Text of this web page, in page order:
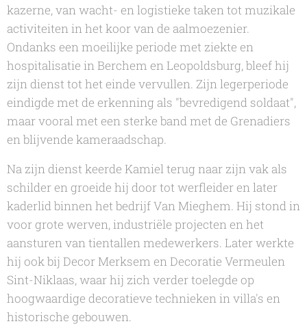
kazerne, van wacht- en logistieke taken tot muzikale
activiteiten in het koor van de aalmoezenier.
Ondanks een moeilijke periode met ziekte en
hospitalisatie in Berchem en Leopoldsburg, bleef hij
zijn dienst tot het einde vervullen. Zijn legerperiode
eindigde met de erkenning als "bevredigend soldaat",
maar vooral met een sterke band met de Grenadiers
en blijvende kameraadschap.
Na zijn dienst keerde Kamiel terug naar zijn vak als
schilder en groeide hij door tot werfleider en later
kaderlid binnen het bedrijf Van Mieghem. Hij stond in
voor grote werven, industriële projecten en het
aansturen van tientallen medewerkers. Later werkte
hij ook bij Decor Merksem en Decoratie Vermeulen
Sint-Niklaas, waar hij zich verder toelegde op
hoogwaardige decoratieve technieken in villa's en
historische gebouwen.